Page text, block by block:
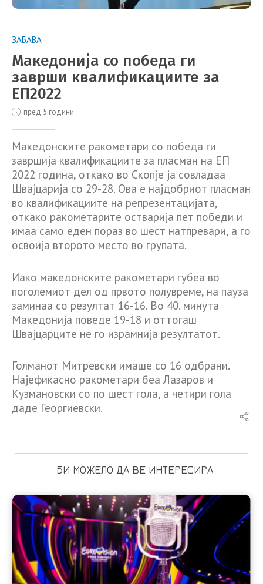
ЗАБАВА
Македонија со победа ги
заврши квалификациите за
ЕП2022
пред 5 години
Македонските ракометари со победа ги
завршија квалификациите за пласман на ЕП
2022 година, откако во Скопје ја совладаа
Швајцарија со 29-28. Ова е најдобриот пласман
во квалификациите на репрезентацијата,
откако ракометарите остварија пет победи и
имаа само еден пораз во шест натпревари, а го
освоија второто место во групата.
Иако македонските ракометари губеа во
поголемиот дел од првото полувреме, на пауза
заминаа со резултат 16-16. Во 40. минута
Македонија поведе 19-18 и оттогаш
Швајцарците не го израмнија резултатот.
Голманот Митревски имаше со 16 одбрани.
Најефикасно ракометари беа Лазаров и
Кузмановски со по шест гола, а четири гола
даде Георгиевски.
БИ МОЖЕЛО ДА ВЕ ИНТЕРЕСИРА